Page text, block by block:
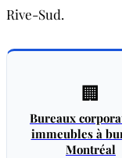
Rive-Sud.
🏢
Bureaux
immeubles à
Montréal